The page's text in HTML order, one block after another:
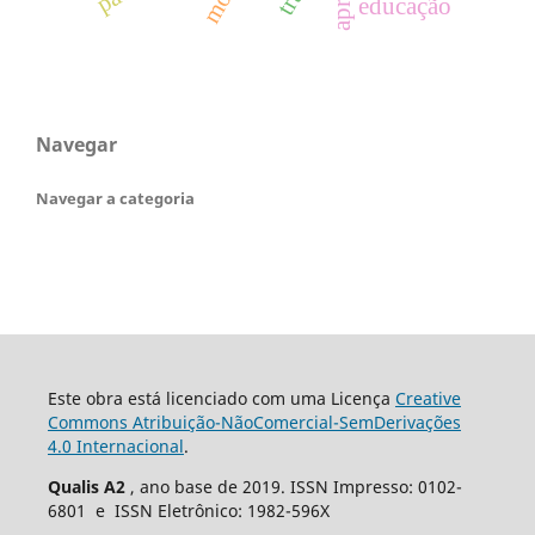
educação
Navegar
Navegar a categoria
Este obra está licenciado com uma Licença Creative
Commons Atribuição-NãoComercial-SemDerivações
4.0 Internacional.
Qualis A2 , ano base de 2019. ISSN Impresso: 0102-
6801 e ISSN Eletrônico: 1982-596X